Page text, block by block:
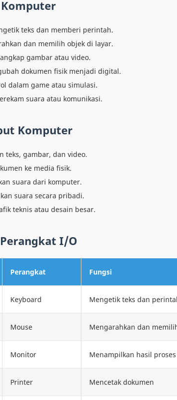
teks dan memberi perintah.
dan memilih objek di layar.
gambar atau video.
dokumen fisik menjadi digital.
dalam game atau simulasi.
suara atau komunikasi.
Komputer
teks, gambar, dan video.
ke media fisik.
suara dari komputer.
suara secara pribadi.
teknis atau desain besar.
I/O
Perangkat Fungsi
Keyboard Mengetik teks dan
Mouse Mengarahkan dan
Monitor Menampilkan hasil proses
Printer Mencetak dokumen